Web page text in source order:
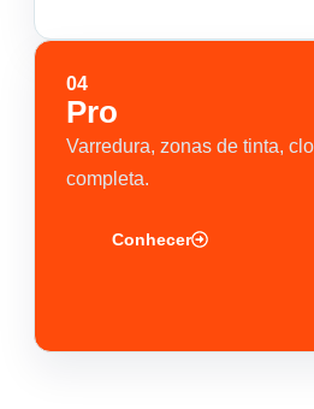
04
Pro
Varredura, zonas de tinta,
completa.
Conhecer